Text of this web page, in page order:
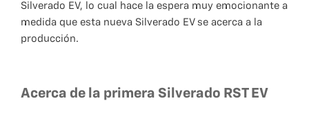
Silverado EV, lo cual hace la espera muy emocionante a
medida que esta nueva Silverado EV se acerca a la
producción.
Acerca de la primera Silverado RST EV